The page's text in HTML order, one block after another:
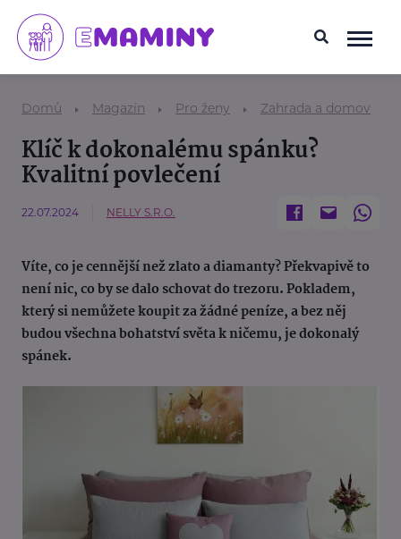
Domů Magazín Pro ženy Zahrada a domov
Klíč k dokonalému spánku?
Kvalitní povlečení
22.07.2024 NELLY S.R.O.
Víte, co je cennější než zlato a diamanty? Překvapivě to
není nic, co by se dalo schovat do trezoru. Pokladem,
který si nemůžete koupit za žádné peníze, a bez něj
budou všechna bohatství světa k ničemu, je dokonalý
spánek.